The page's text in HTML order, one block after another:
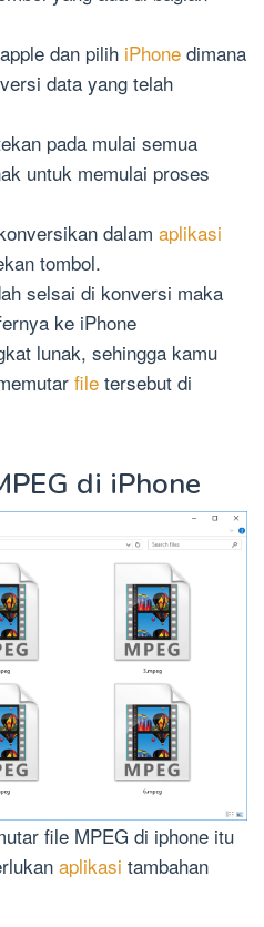
dan pilih iPhone dimana
data yang telah
pada mulai semua
untuk memulai proses
dalam aplikasi
tombol.
selsai di konversi maka
ke iPhone
lunak, sehingga kamu
file tersebut di
di iPhone
file MPEG di iphone itu
aplikasi tambahan